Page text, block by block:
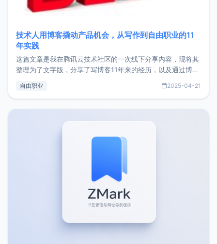
技术人用博客撬动产品机会，从写作到自由职业的11
年实践
这篇文章是我在腾讯云技术社区的一次线下分享内容，现将其
整理为了文字版，分享了写博客11年来的经历，以及通过博客
了我的首个产品ImgURL的真实数据和产品现状。自我介绍大
自由职业 2025-04-21